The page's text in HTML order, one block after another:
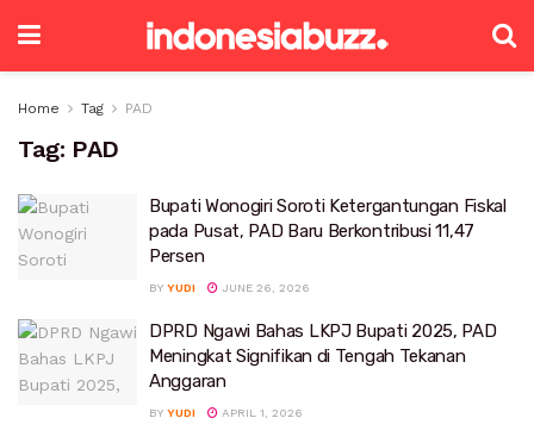
Home Tag PAD
Tag: PAD
Bupati Wonogiri Soroti Ketergantungan Fiskal
pada Pusat, PAD Baru Berkontribusi 11,47
Persen
BY YUDI JUNE 26, 2026
DPRD Ngawi Bahas LKPJ Bupati 2025, PAD
Meningkat Signifikan di Tengah Tekanan
Anggaran
BY YUDI APRIL 1, 2026